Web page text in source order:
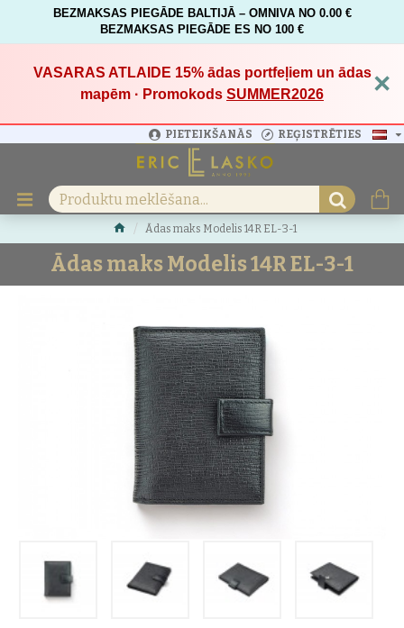
BEZMAKSAS PIEGĀDE BALTIJĀ – OMNIVA NO 0.00 €
BEZMAKSAS PIEGĀDE ES NO 100 €
VASARAS ATLAIDE 15%ādas portfeļiem un ādas
mapēm · Promokods SUMMER2026 ×
PIETEIKŠANĀS REĢISTRĒTIES
Ādas maks Modelis 14R EL-3-1
Ādas maks Modelis 14R EL-3-1